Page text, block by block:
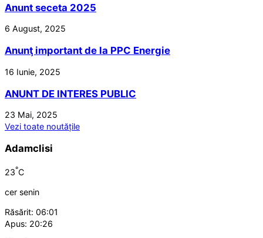
Anunt seceta 2025
6 August, 2025
Anunţ important de la PPC Energie
16 Iunie, 2025
ANUNT DE INTERES PUBLIC
23 Mai, 2025
Vezi toate noutățile
Adamclisi
23°C
cer senin
Răsărit: 06:01
Apus: 20:26